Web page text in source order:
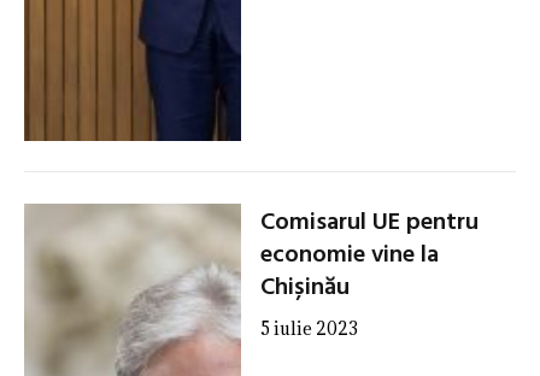
Comisarul UE pentru
economie vine la
Chișinău
5 iulie 2023